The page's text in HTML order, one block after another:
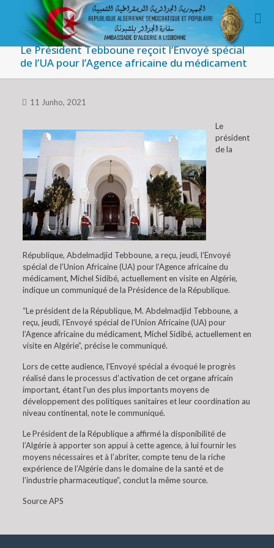
Le Président Tebboune reçoit l’Envoyé spécial
de l’UA pour l’Agence africaine du médicament
11 Junho, 2021
Le
président
de la
République, Abdelmadjid Tebboune, a reçu, jeudi, l’Envoyé
spécial de l’Union Africaine (UA) pour l’Agence africaine du
médicament, Michel Sidibé, actuellement en visite en Algérie,
indique un communiqué de la Présidence de la République.
“Le président de la République, M. Abdelmadjid Tebboune, a
reçu, jeudi, l’Envoyé spécial de l’Union Africaine (UA) pour
l’Agence africaine du médicament, Michel Sidibé, actuellement en
visite en Algérie”, précise le communiqué.
Lors de cette audience, l’Envoyé spécial a évoqué le progrès
réalisé dans le processus d’activation de cet organe africain
important, étant l’un des plus importants moyens de
développement des politiques sanitaires et leur coordination au
niveau continental, note le communiqué.
Le Président de la République a affirmé la disponibilité de
l’Algérie à apporter son appui à cette agence, à lui fournir les
moyens nécessaires et à l’abriter, compte tenu de la riche
expérience de l’Algérie dans le domaine de la santé et de
l’industrie pharmaceutique”, conclut la même source.
Source APS